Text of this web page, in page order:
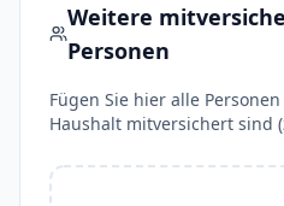
Weitere
Personen
Fügen Sie hier alle
Haushalt mitversichert sind